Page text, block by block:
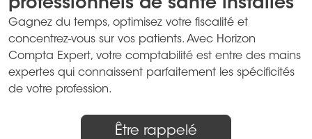
professionnels de santé installés
Gagnez du temps, optimisez votre fiscalité et
concentrez-vous sur vos patients. Avec Horizon
Compta Expert, votre comptabilité est entre des mains
expertes qui connaissent parfaitement les spécificités
de votre profession.
Être rappelé